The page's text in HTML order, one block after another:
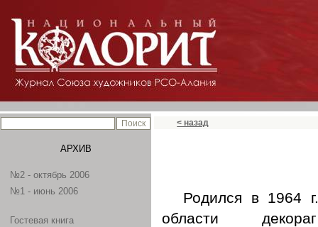
АРХИВ
№2 - октябрь 2006
№1 - июнь 2006
Гостевая книга
< назад
Родился в 1964
области